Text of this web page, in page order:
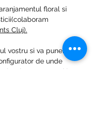
floral si
Cluj).
vostru si va punem la
de unde
necesare si in